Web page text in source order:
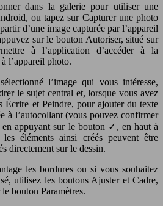
dans la galerie pour utiliser une
ou tapez sur Capturer une photo
d’une image capturée par l’appareil
sur le bouton Autoriser, situé sur
à l’application d’accéder à la
l’appareil photo.
l’image qui vous intéresse,
le sujet central et, lorsque vous avez
Écrire et Peindre, pour ajouter du texte
à l’autocollant (vous pouvez confirmer
en appuyant sur le bouton ✓, en haut à
éléments ainsi créés peuvent être
directement sur le dessin.
les bordures ou si vous souhaitez
utilisez les boutons Ajuster et Cadre,
bouton Paramètres.